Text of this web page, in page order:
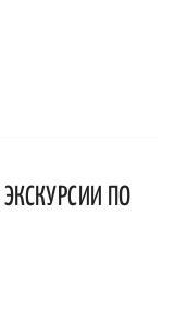
ЭКСКУРСИИ ПО